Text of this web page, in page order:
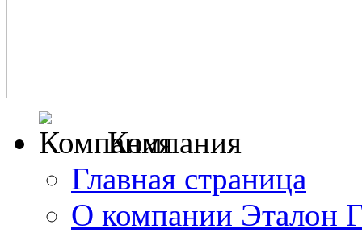
Компания
Главная страница
О компании Эталон